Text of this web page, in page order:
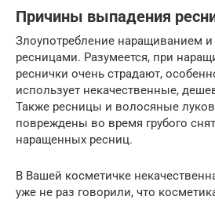
Причины выпадения
Злоупотребление наращиванием
ресницами. Разумеется, при
реснички очень страдают,
использует некачественные,
Также ресницы и волосяные
повреждены во время грубого
наращенных ресниц.
В Вашей косметичке
уже не раз говорили, что